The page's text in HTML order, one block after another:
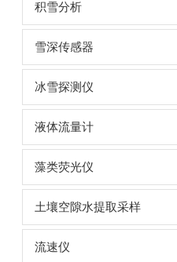
积雪分析
雪深传感器
冰雪探测仪
液体流量计
藻类荧光仪
土壤空隙水提取采样
流速仪